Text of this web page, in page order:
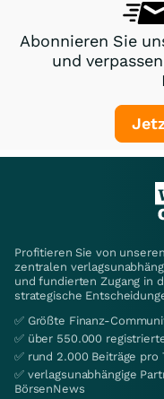
Abonnieren Sie
und
Profitieren Sie von
zentralen
und fundierten Zugang in
strategische
✅ Größte Finanz-
✅ über 550.000
✅ rund 2.000 Beiträge pro
✅ verlagsunabhängige
BörsenNews